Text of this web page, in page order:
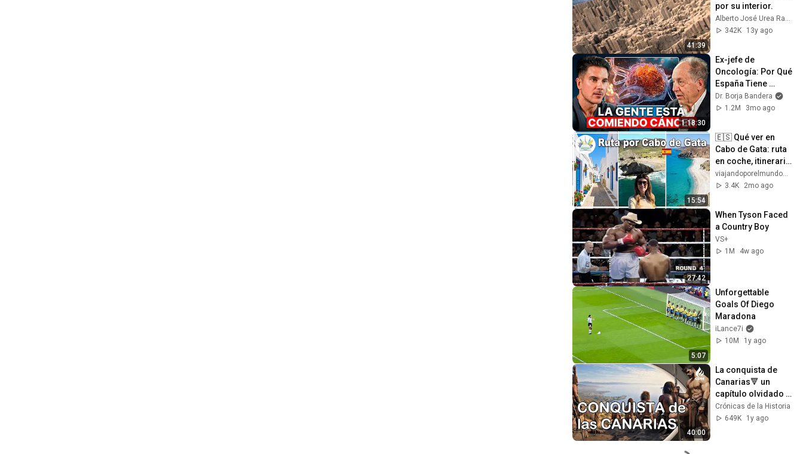
41:39
por su interior.
Alberto José Urea Ramos
342K
13y ago
1:18:30
Ex-jefe de
Oncología: Por Qué
España Tiene
Tantos Casos de
Cáncer (la
plato)
Dr. Borja Bandera
1.2M
3mo ago
15:54
🇪🇸 Qué ver en
Cabo de Gata: ruta
en coche, itinerario
completo y
consejos 🚗
3.4K
2mo ago
27:42
When Tyson Faced
a Country Boy
VS+
1M
4w ago
5:07
Unforgettable
Goals Of Diego
Maradona
iLance7i
10M
1y ago
40:00
La conquista de
Canarias🔻 un
capítulo olvidado
de la historia de
España
Crónicas de la Historia
649K
1y ago